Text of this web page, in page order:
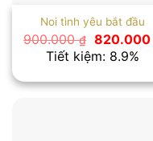
Noi tình yêu bắt đầu
900.000₫ Giá
gốc
là:
820.000
Tiết kiệm: 8.9%